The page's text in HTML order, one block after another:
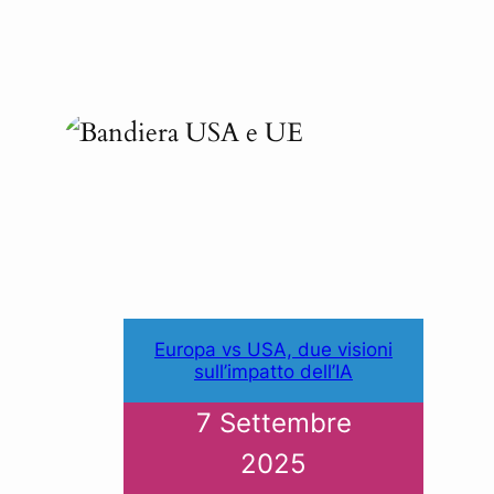
Europa vs USA, due visioni
sull’impatto dell’IA
7 Settembre
2025